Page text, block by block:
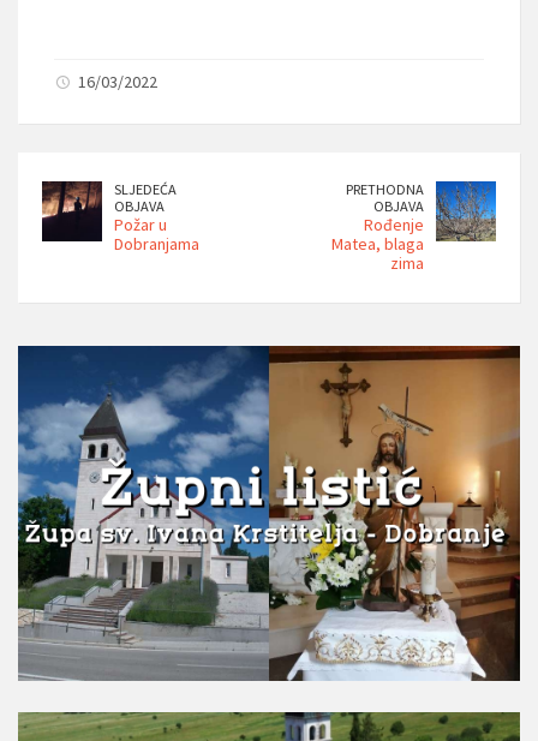
16/03/2022
SLJEDEĆA
OBJAVA
Požar u
Dobranjama
PRETHODNA
OBJAVA
Rođenje
Matea, blaga
zima